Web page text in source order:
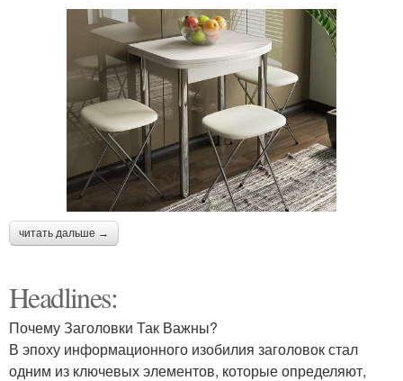
читать дальше →
Headlines:
Почему Заголовки Так Важны?
В эпоху информационного изобилия заголовок стал
одним из ключевых элементов, которые определяют,